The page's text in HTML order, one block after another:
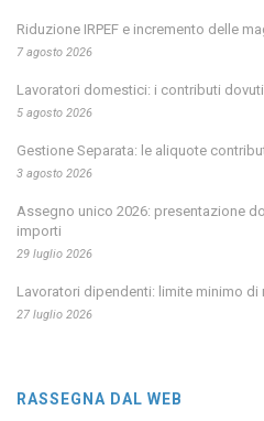
Riduzione IRPEF e incremento delle
7 agosto 2026
Lavoratori domestici: i contributi
5 agosto 2026
Gestione Separata: le aliquote
3 agosto 2026
Assegno unico 2026: presentazione
importi
29 luglio 2026
Lavoratori dipendenti: limite minimo
27 luglio 2026
RASSEGNA DAL WEB